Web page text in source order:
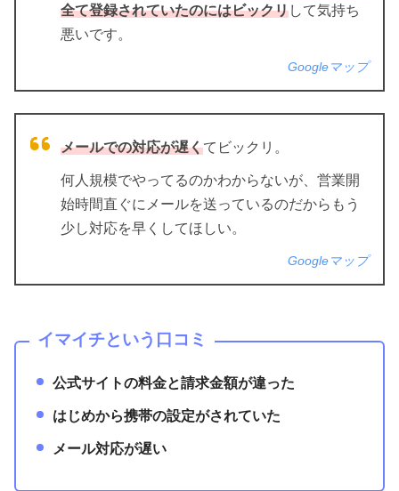
全て登録されていたのにはビックリして気持ち
悪いです。
Googleマップ
メールでの対応が遅くてビックリ。
何人規模でやってるのかわからないが、営業開
始時間直ぐにメールを送っているのだからもう
少し対応を早くしてほしい。
Googleマップ
イマイチという口コミ
公式サイトの料金と請求金額が違った
はじめから携帯の設定がされていた
メール対応が遅い